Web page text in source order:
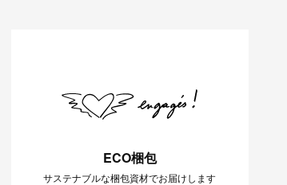
ECO梱包
サステナブルな梱包資材でお届けします